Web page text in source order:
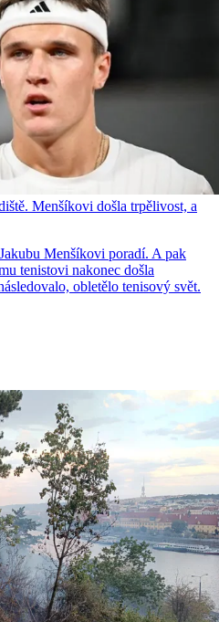
Menšíkovi došla trpělivost, a
Menšíkovi poradí. A pak
tenistovi nakonec došla
obletělo tenisový svět.